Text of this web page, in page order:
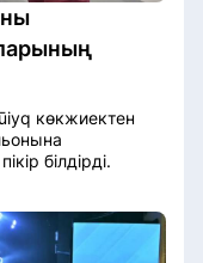
көкжиектен
білдірді.